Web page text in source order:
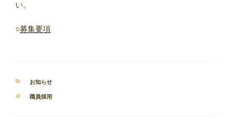
い。
○募集要項
カ
ゴ
お知らせ
タ
職員採用